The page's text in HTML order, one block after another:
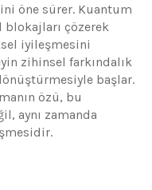
öne sürer. Kuantum
çözerek
iyileşmesini
zihinsel farkındalık
başlar.
özü, bu
aynı zamanda